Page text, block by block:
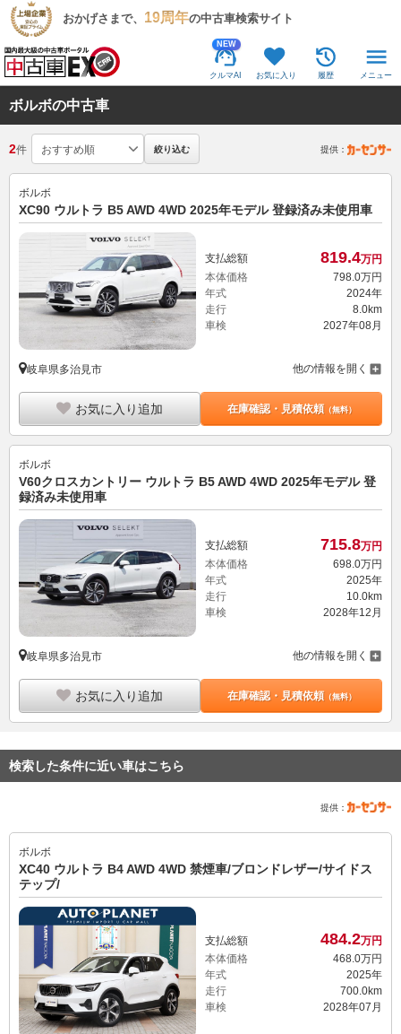
おかげさまで、 19周年の中古車検索サイト
NEW
クルマAI お気に入り 履歴 メニュー
ボルボの中古車
2件 絞り込む 提供：
ボルボ
XC90 ウルトラ B5 AWD 4WD 2025年モデル 登録済み未使用車
支払総額 819.4万円
本体価格
798.0万円
年式
2024年
走行
8.0km
車検
2027年08月
岐阜県多治見市 他の情報を開く
お気に入り追加 在庫確認・見積依頼（無料）
ボルボ
V60クロスカントリー ウルトラ B5 AWD 4WD 2025年モデル 登
録済み未使用車
支払総額 715.8万円
本体価格
698. 0万円
年式
2025年
走行
10.0km
車検
2028年12月
岐阜県多治見市 他の情報を開く
お気に入り追加 在庫確認・見積依頼（無料）
検索した条件に近い車はこちら
提供：
ボルボ
XC40 ウルトラ B4 AWD 4WD 禁煙車/ブロンドレザー/サイドス
テップ/
支払総額 484.2万円
本体価格
468.0万円
年式
2025年
走行
700.0km
車検
2028年07月